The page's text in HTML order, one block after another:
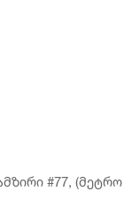
#77, (მეტრო